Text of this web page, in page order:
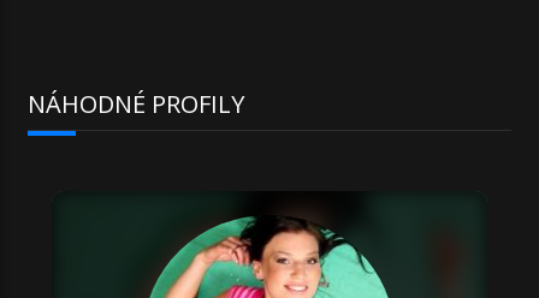
NÁHODNÉ PROFILY